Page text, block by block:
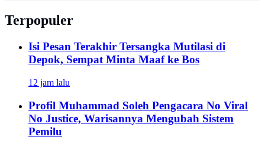
Terpopuler
Isi Pesan Terakhir Tersangka Mutilasi di
Depok, Sempat Minta Maaf ke Bos
12 jam lalu
Profil Muhammad Soleh Pengacara No Viral
No Justice, Warisannya Mengubah Sistem
Pemilu